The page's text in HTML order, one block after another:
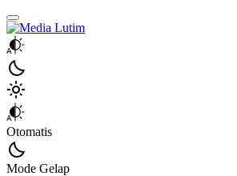
Media Lutim
Info untuk Lutim
Otomatis
Mode Gelap